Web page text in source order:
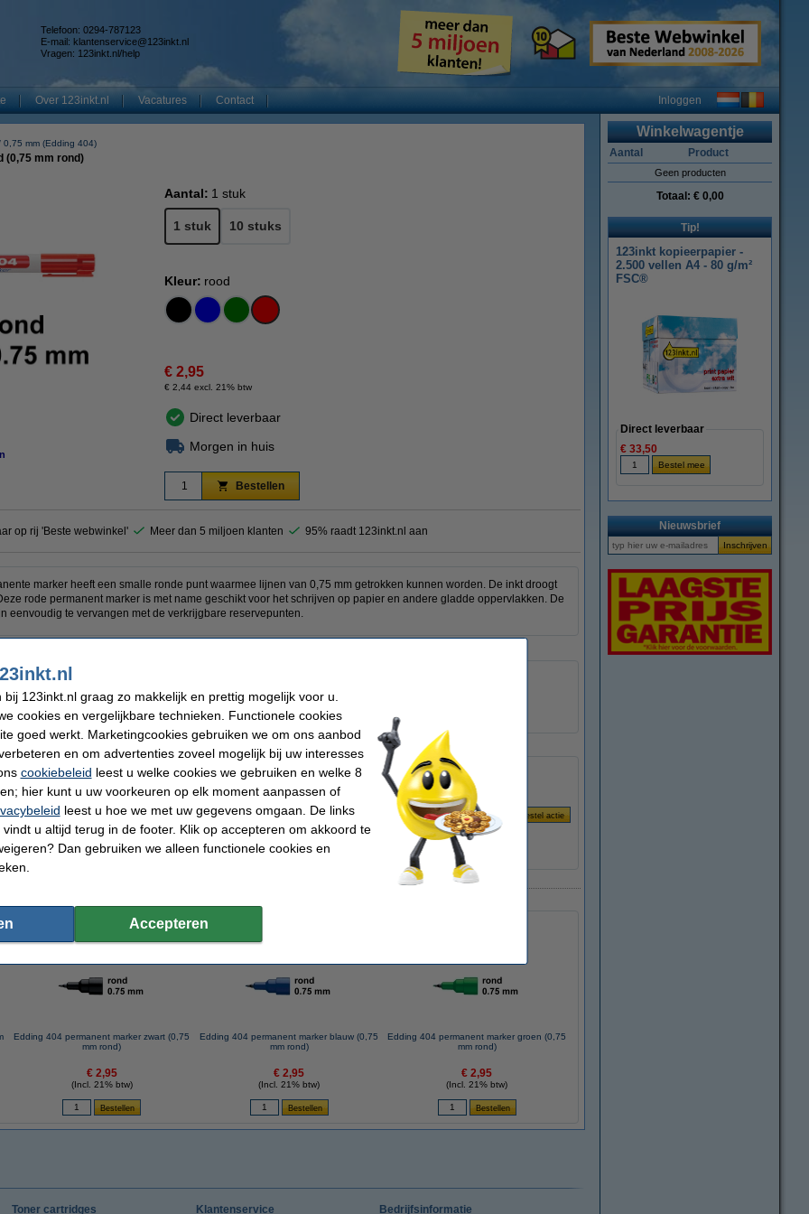
Telefoon: 0294-787123
E-mail: klantenservice@123inkt.nl
Vragen: 123inkt.nl/help
Over 123inkt.nl Vacatures Contact Inloggen
0,75 mm (Edding 404)
(0,75 mm rond)
Aantal: 1 stuk
1 stuk 10 stuks
Kleur: rood
€ 2,95
€ 2,44 excl. 21% btw
Direct leverbaar
Morgen in huis
Bestellen
op rij 'Beste webwinkel' Meer dan 5 miljoen klanten 95% raadt 123inkt.nl aan
marker heeft een smalle ronde punt waarmee lijnen van 0,75 mm getrokken kunnen worden. De inkt droogt
rode permanent marker is met name geschikt voor het schrijven op papier en andere gladde oppervlakken. De
eenvoudig te vervangen met de verkrijgbare reservepunten.
Navulbaar:
Nummer:
404 permanent marker rood (0,75 mm rond)
artikel ook besteld hebben
Edding 404 permanent marker zwart (0,75
mm rond)
€ 2,95
(Incl. 21% btw)
Edding 404 permanent marker blauw (0,75
mm rond)
€ 2,95
(Incl. 21% btw)
Edding 404 permanent marker groen (0,75
mm rond)
€ 2,95
(Incl. 21% btw)
Winkelwagentje
Aantal Product
Geen producten
Totaal: € 0,00
Tip!
123inkt kopieerpapier -
2.500 vellen A4 - 80 g/m²
FSC®
Direct leverbaar
€ 33,50
Nieuwsbrief
Toner cartridges Klantenservice Bedrijfsinformatie
123inkt.nl graag zo makkelijk en prettig mogelijk voor u.
cookies en vergelijkbare technieken. Functionele cookies
goed werkt. Marketingcookies gebruiken we om ons aanbod
en om advertenties zoveel mogelijk bij uw interesses
cookiebeleid leest u welke cookies we gebruiken en welke 8
hier kunt u uw voorkeuren op elk moment aanpassen of
leest u hoe we met uw gegevens omgaan. De links
u altijd terug in de footer. Klik op accepteren om akkoord te
Dan gebruiken we alleen functionele cookies en
Accepteren